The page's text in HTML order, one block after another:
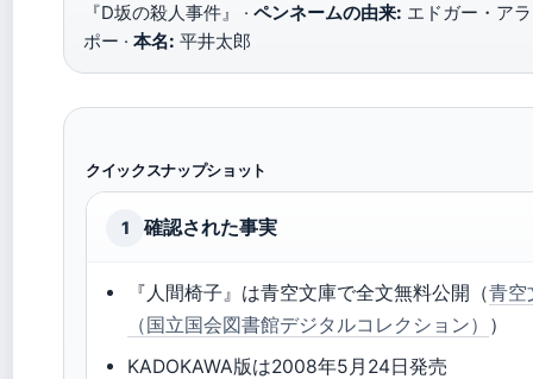
『D坂の殺人事件』 · ペンネームの由来: エドガー・ア
ポー · 本名: 平井太郎
クイックスナップショット
1 確認された事実
『人間椅子』は青空文庫で全文無料公開（青空
（国立国会図書館デジタルコレクション） ）
KADOKAWA版は2008年5月24日発売